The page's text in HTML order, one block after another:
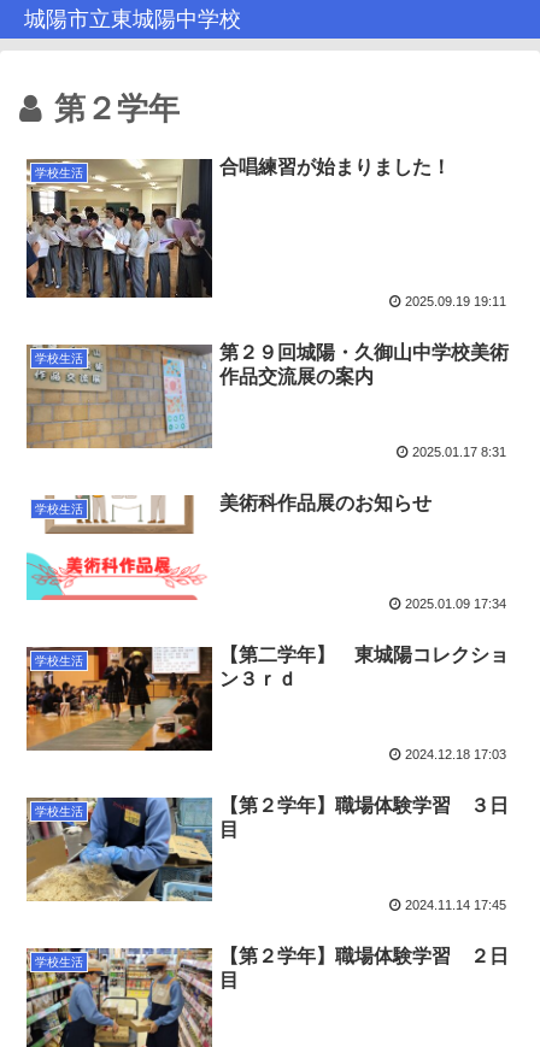
城陽市立東城陽中学校
第２学年
学校生活 合唱練習が始まりました！
2025.09.19 19:11
学校生活
第２９回城陽・久御山中学校美術
作品交流展の案内
2025.01.17 8:31
学校生活 美術科作品展のお知らせ
2025.01.09 17:34
学校生活
【第二学年】 東城陽コレクショ
ン３ｒｄ
2024.12.18 17:03
学校生活
【第２学年】職場体験学習 ３日
目
2024.11.14 17:45
学校生活
【第２学年】職場体験学習 ２日
目